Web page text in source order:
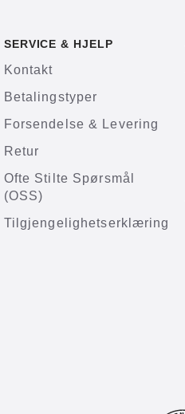
SERVICE & HJELP
Kontakt
Betalingstyper
Forsendelse & Levering
Retur
Ofte Stilte Spørsmål
(OSS)
Tilgjengelighetserklæring